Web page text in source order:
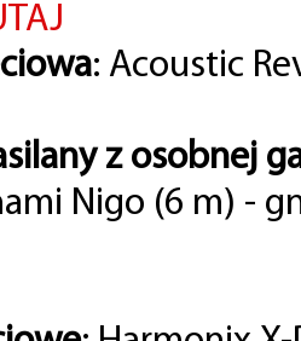
: Acoustic
z osobnej
Nigo (6 m) -